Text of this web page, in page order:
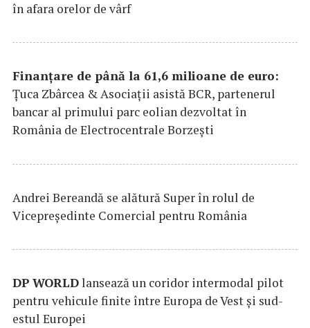
în afara orelor de vârf
Finanțare de până la 61,6 milioane de euro:
Țuca Zbârcea & Asociații asistă BCR, partenerul
bancar al primului parc eolian dezvoltat în
România de Electrocentrale Borzești
Andrei Bereandă se alătură Super în rolul de
Vicepreședinte Comercial pentru România
DP WORLDlansează un coridor intermodal pilot
pentru vehicule finite între Europa de Vest și sud-
estul Europei